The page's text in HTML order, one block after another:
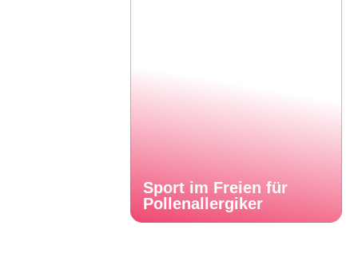
Sport im Freien für
Pollenallergiker